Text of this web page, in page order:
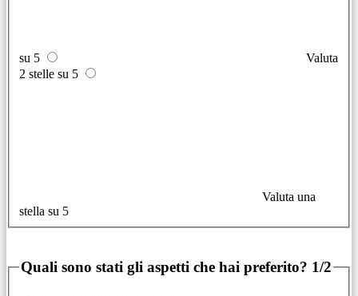
su 5
Valuta
2 stelle su 5
Valuta una
stella su 5
Quali sono stati gli aspetti che hai preferito? 1/2